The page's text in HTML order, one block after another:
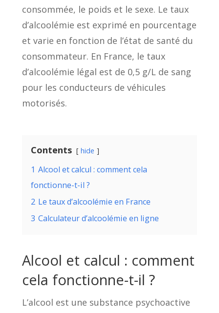
consommée, le poids et le sexe. Le taux
d’alcoolémie est exprimé en pourcentage
et varie en fonction de l’état de santé du
consommateur. En France, le taux
d’alcoolémie légal est de 0,5 g/L de sang
pour les conducteurs de véhicules
motorisés.
Contents hide
1 Alcool et calcul : comment cela
fonctionne-t-il ?
2 Le taux d’alcoolémie en France
3 Calculateur d’alcoolémie en ligne
Alcool et calcul : comment
cela fonctionne-t-il ?
L’alcool est une substance psychoactive